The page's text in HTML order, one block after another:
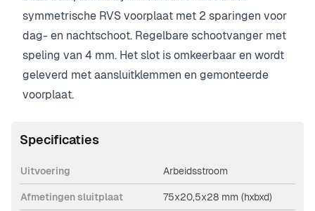
symmetrische RVS voorplaat met 2 sparingen voor
dag- en nachtschoot. Regelbare schootvanger met
speling van 4 mm. Het slot is omkeerbaar en wordt
geleverd met aansluitklemmen en gemonteerde
voorplaat.
Specificaties
Uitvoering Arbeidsstroom
Afmetingen sluitplaat 75x20,5x28 mm (hxbxd)